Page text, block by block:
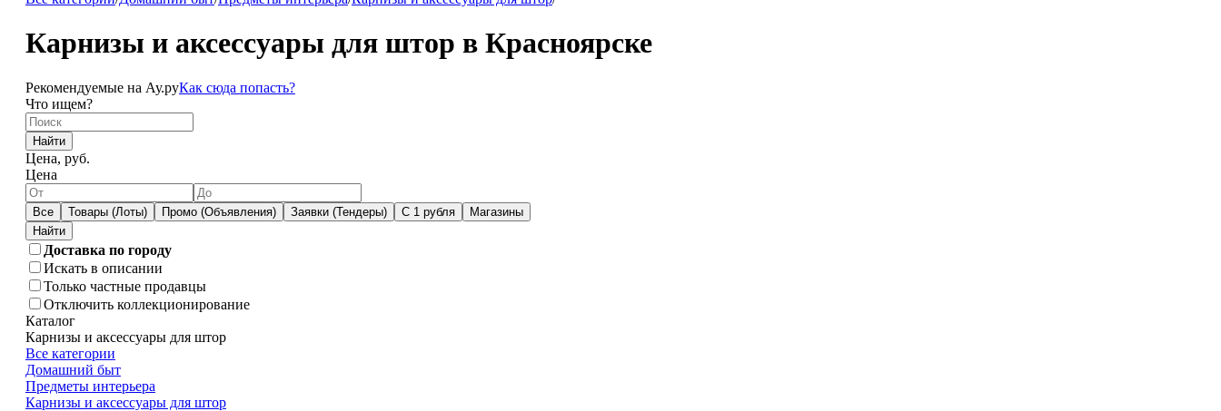
Карнизы и аксессуары для штор в Красноярске
Рекомендуемые на Ау.руКак сюда попасть?
Что ищем?
Найти
Цена, руб.
Цена
Все Товары (Лоты) Промо (Объявления) Заявки (Тендеры) С 1 рубля Магазины
Доставка по городу
Искать в описании
Только частные продавцы
Отключить коллекционирование
Каталог
Карнизы и аксессуары для штор
Все категории
Домашний быт
Предметы интерьера
Карнизы и аксессуары для штор